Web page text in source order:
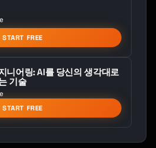
offer tax deduction for
(2024):
$18,000 per
START FREE
니어링: AI를 당신의 생각대로
기술
START FREE